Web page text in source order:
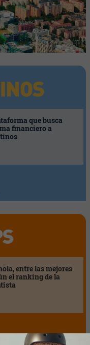
equipo directivo
dos nuevos
moviliza al
para acelerar
la emergencia